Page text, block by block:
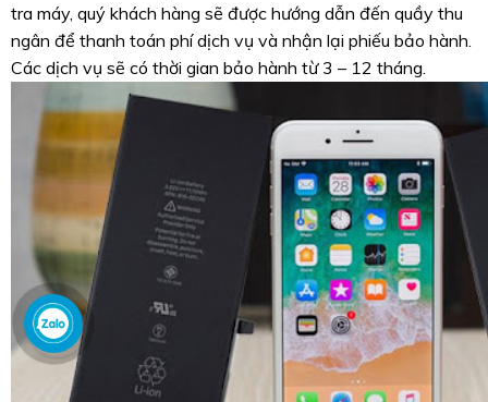
tra máy, quý khách hàng sẽ được hướng dẫn đến quầy thu
ngân để thanh toán phí dịch vụ và nhận lại phiếu bảo hành.
Các dịch vụ sẽ có thời gian bảo hành từ 3 – 12 tháng.